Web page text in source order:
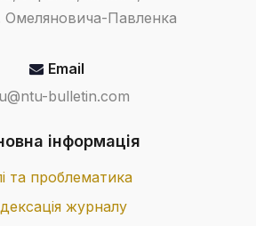
Омеляновича-Павленка
Email
bulletin.com
інформація
та проблематика
журналу